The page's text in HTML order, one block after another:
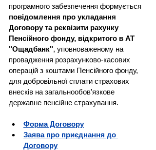
програмного забезпечення формується
повідомлення про укладання
Договору та реквізити рахунку
Пенсійного фонду, відкритого в АТ
"Ощадбанк", уповноваженому на
провадження розрахунково-касових
операцій з коштами Пенсійного фонду,
для добровільної сплати страхових
внесків на загальнообов'язкове
державне пенсійне страхування.
Форма Договору
Заява про приєднання до
Договору